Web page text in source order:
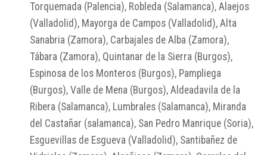
Torquemada (Palencia), Robleda (Salamanca), Alaejos
(Valladolid), Mayorga de Campos (Valladolid), Alta
Sanabria (Zamora), Carbajales de Alba (Zamora),
Tábara (Zamora), Quintanar de la Sierra (Burgos),
Espinosa de los Monteros (Burgos), Pampliega
(Burgos), Valle de Mena (Burgos), Aldeadavila de la
Ribera (Salamanca), Lumbrales (Salamanca), Miranda
del Castañar (salamanca), San Pedro Manrique (Soria),
Esguevillas de Esgueva (Valladolid), Santibañez de